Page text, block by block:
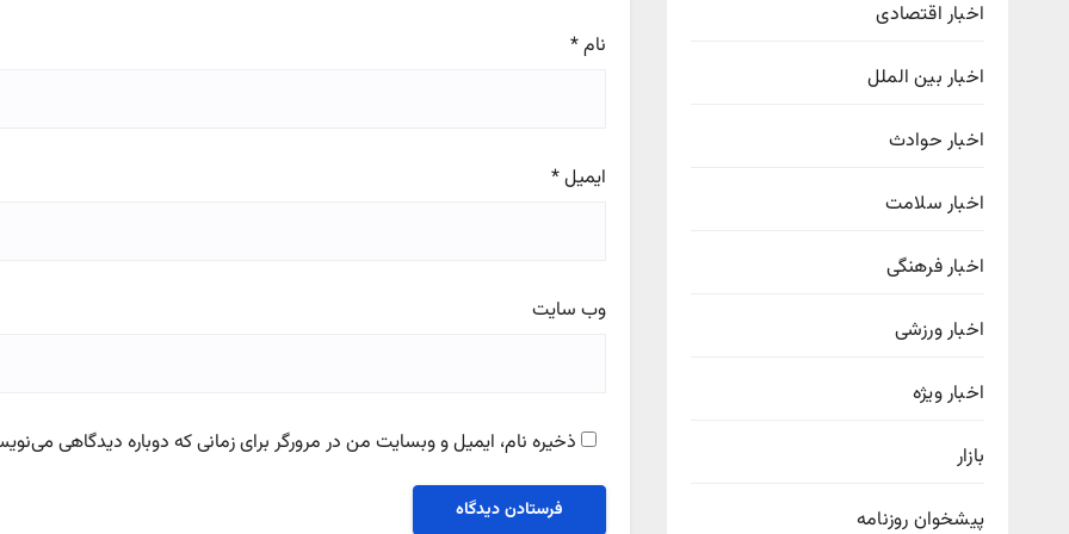
اخبار اقتصادی
اخبار بین الملل
اخبار حوادث
اخبار سلامت
اخبار فرهنگی
اخبار ورزشی
اخبار ویژه
بازار
پیشخوان روزنامه
نام*
ایمیل*
وب‌ سایت
ذخیره نام، ایمیل و وبسایت من در مرورگر برای زمانی که دوباره دیدگاهی